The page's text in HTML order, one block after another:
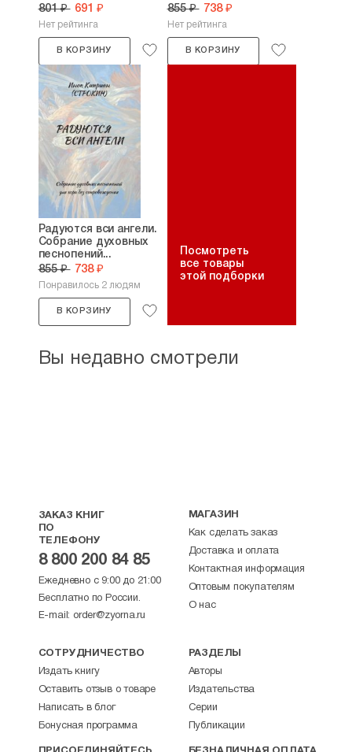
801 ₽ 691 ₽
Нет рейтинга
В КОРЗИНУ
855 ₽ 738 ₽
Нет рейтинга
В КОРЗИНУ
Радуются вси ангели.
Собрание духовных
песнопений...
855 ₽ 738 ₽
Понравилось 2 людям
В КОРЗИНУ
Посмотреть
все товары
этой подборки
Вы недавно смотрели
ЗАКАЗ КНИГ
ПО
ТЕЛЕФОНУ
8 800 200 84 85
Ежедневно с 9:00 до 21:00
Бесплатно по России.
E-mail: order@zyorna.ru
МАГАЗИН
Как сделать заказ
Доставка и оплата
Контактная информация
Оптовым покупателям
О нас
СОТРУДНИЧЕСТВО
Издать книгу
Оставить отзыв о товаре
Написать в блог
Бонусная программа
РАЗДЕЛЫ
Авторы
Издательства
Серии
Публикации